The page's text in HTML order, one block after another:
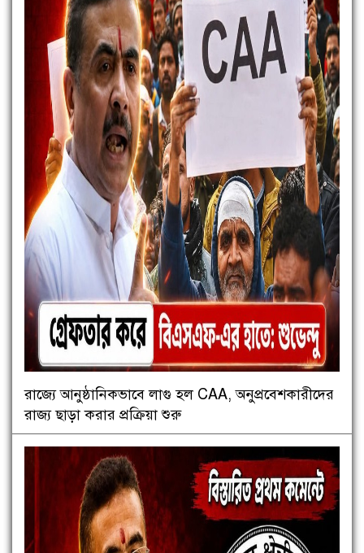
রাজ্যে আনুষ্ঠানিকভাবে লাগু হল CAA, অনুপ্রবেশকারীদের
রাজ্য ছাড়া করার প্রক্রিয়া শুরু